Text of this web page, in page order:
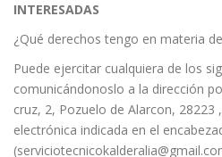
INTERESADAS
¿Qué derechos tengo en materia
Puede ejercitar cualquiera de los
comunicándonoslo a la dirección
cruz, 2, Pozuelo de Alarcon, 28223
electrónica indicada en el